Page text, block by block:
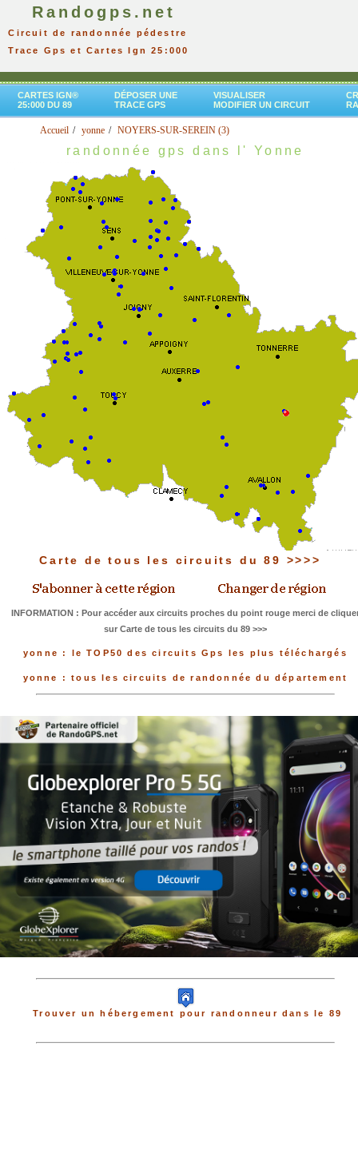
Randogps.net
Circuit de randonnée pédestre
Trace Gps et Cartes Ign 25:000
CARTES IGN®
25:000 DU 89
DÉPOSER UNE
TRACE GPS
VISUALISER
MODIFIER UN CIRCUIT
Accueil yonne NOYERS-SUR-SEREIN (3)
randonnée gps dans l' Yonne
Carte de tous les circuits du 89 >>>>
INFORMATION : Pour accéder aux circuits proches du point rouge merci de
sur Carte de tous les circuits du 89 >>>
yonne : le TOP50 des circuits Gps les plus téléchargés
yonne : tous les circuits de randonnée du département
Trouver un hébergement pour randonneur dans le 89